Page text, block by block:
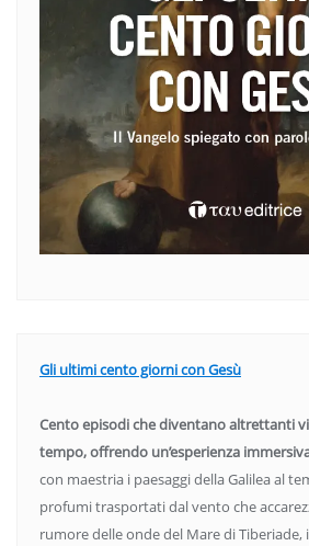
Gli ultimi cento giorni con Gesù
Cento episodi che diventano altrettanti
tempo, offrendo un’esperienza
con maestria i paesaggi della Galilea al
profumi trasportati dal vento che
rumore delle onde del Mare di